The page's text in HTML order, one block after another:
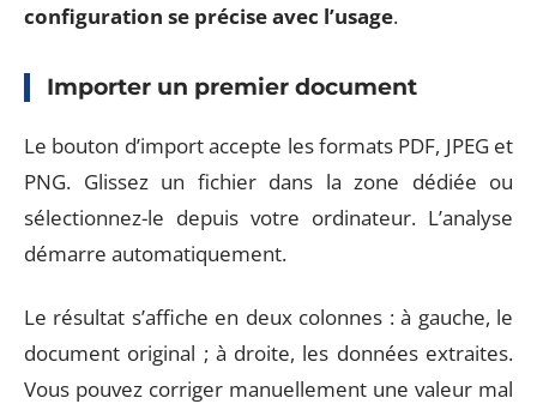
configuration se précise avec l’usage.
Importer un premier document
Le bouton d’import accepte les formats PDF, JPEG et
PNG. Glissez un fichier dans la zone dédiée ou
sélectionnez-le depuis votre ordinateur. L’analyse
démarre automatiquement.
Le résultat s’affiche en deux colonnes : à gauche, le
document original ; à droite, les données extraites.
Vous pouvez corriger manuellement une valeur mal